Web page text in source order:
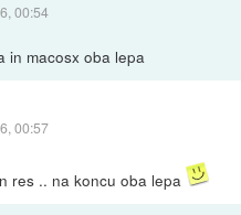
00:54
in macosx oba lepa
00:57
res .. na koncu oba lepa